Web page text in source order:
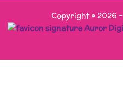
Copyright © 2026 -